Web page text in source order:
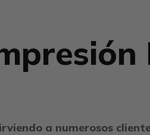
a numerosos